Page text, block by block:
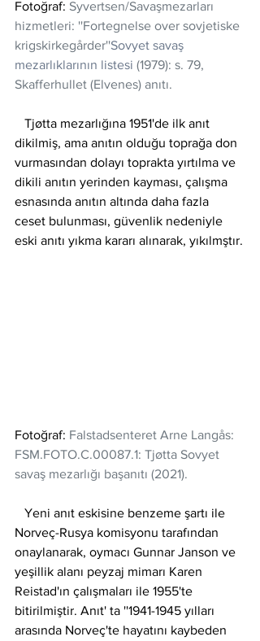
Fotoğraf: Syvertsen/Savaşmezarları
hizmetleri: ''Fortegnelse over sovjetiske
krigskirkegårder''Sovyet savaş
mezarlıklarının listesi (1979): s. 79,
Skafferhullet (Elvenes) anıtı.
dikilmiş, ama anıtın olduğu toprağa don
vurmasından dolayı toprakta yırtılma ve
dikili anıtın yerinden kayması, çalışma
esnasında anıtın altında daha fazla
ceset bulunması, güvenlik nedeniyle
eski anıtı yıkma kararı alınarak, yıkılmştır.
Fotoğraf: Falstadsenteret Arne Langås:
FSM.FOTO.C.00087.1: Tjøtta Sovyet
savaş mezarlığı başanıtı (2021).
Norveç-Rusya komisyonu tarafından
onaylanarak, oymacı Gunnar Janson ve
yeşillik alanı peyzaj mimarı Karen
Reistad'ın çalışmaları ile 1955'te
bitirilmiştir. Anıt' ta ''1941-1945 yılları
arasında Norveç'te hayatını kaybeden